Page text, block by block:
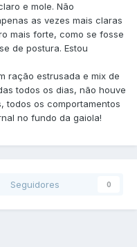
e mole. Não
as vezes mais claras
mais forte, como se fosse
de postura. Estou
ração estrusada e mix de
todos os dias, não houve
todos os comportamentos
no fundo da gaiola!
Seguidores 0